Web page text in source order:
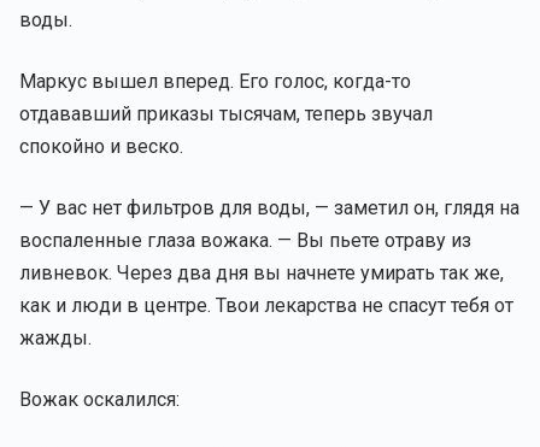
воды.
Маркус вышел вперед. Его голос, когда-то
отдававший приказы тысячам, теперь звучал
спокойно и веско.
— У вас нет фильтров для воды, — заметил он, глядя на
воспаленные глаза вожака. — Вы пьете отраву из
ливневок. Через два дня вы начнете умирать так же,
как и люди в центре. Твои лекарства не спасут тебя от
жажды.
Вожак оскалился: